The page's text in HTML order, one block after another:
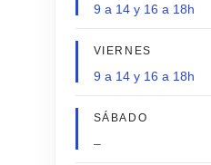
9 a 14 y 16 a 18h
VIERNES
9 a 14 y 16 a 18h
SÁBADO
–